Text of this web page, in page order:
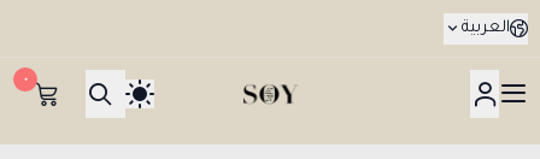
العربية
هدايا جدة SOY Gifts بتوصيل في نفس اليوم
٠